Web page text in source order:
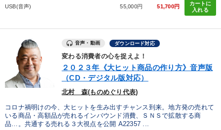
USB(音声) 55,000円 51,700円
カートに
入れる
音声・動画 ダウンロード対応
変わる消費者の心を捉えよ！
２０２３年《大ヒット商品の作り方》音声版
（CD・デジタル版対応）
北村 森(ものめぐり代表)
コロナ禍明けの今、大ヒットを生み出すチャンス到来。地方発の売れて
いる商品・高額品が売れるインバウンド消費、ＳＮＳで拡散する商
品…。共通する売れる３大視点を公開 A22357 ...